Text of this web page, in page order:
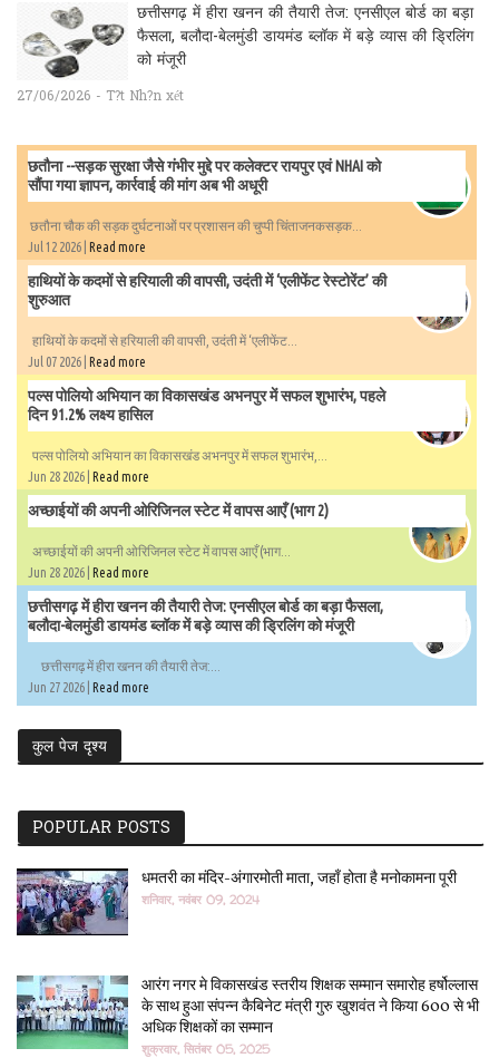
छत्तीसगढ़ में हीरा खनन की तैयारी तेज: एनसीएल बोर्ड का बड़ा
फैसला, बलौदा-बेलमुंडी डायमंड ब्लॉक में बड़े व्यास की ड्रिलिंग
को मंजूरी
27/06/2026 - T?t Nh?n xét
छतौना --सड़क सुरक्षा जैसे गंभीर मुद्दे पर कलेक्टर रायपुर एवं NHAI को
सौंपा गया ज्ञापन, कार्रवाई की मांग अब भी अधूरी
छतौना चौक की सड़क दुर्घटनाओं पर प्रशासन की चुप्पी चिंताजनकसड़क...
Jul 12 2026 | Read more
हाथियों के कदमों से हरियाली की वापसी, उदंती में ‘एलीफेंट रेस्टोरेंट’ की
शुरुआत
हाथियों के कदमों से हरियाली की वापसी, उदंती में ‘एलीफेंट...
Jul 07 2026 | Read more
पल्स पोलियो अभियान का विकासखंड अभनपुर में सफल शुभारंभ, पहले
दिन 91.2% लक्ष्य हासिल
पल्स पोलियो अभियान का विकासखंड अभनपुर में सफल शुभारंभ,...
Jun 28 2026 | Read more
अच्छाईयों की अपनी ओरिजिनल स्टेट में वापस आएँ (भाग 2)
अच्छाईयों की अपनी ओरिजिनल स्टेट में वापस आएँ (भाग...
Jun 28 2026 | Read more
छत्तीसगढ़ में हीरा खनन की तैयारी तेज: एनसीएल बोर्ड का बड़ा फैसला,
बलौदा-बेलमुंडी डायमंड ब्लॉक में बड़े व्यास की ड्रिलिंग को मंजूरी
छत्तीसगढ़ में हीरा खनन की तैयारी तेज:...
Jun 27 2026 | Read more
कुल पेज दृश्य
POPULAR POSTS
धमतरी का मंदिर-अंगारमोती माता, जहाँ होता है मनोकामना पूरी
शनिवार, नवंबर 09, 2024
आरंग नगर मे विकासखंड स्तरीय शिक्षक सम्मान समारोह हर्षोल्लास
के साथ हुआ संपन्न कैबिनेट मंत्री गुरु खुशवंत ने किया 600 से भी
अधिक शिक्षकों का सम्मान
शुक्रवार, सितंबर 05, 2025